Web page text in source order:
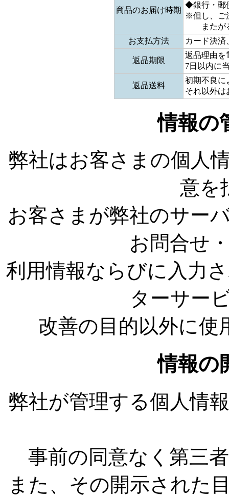
商品のお届け時期
◆銀行・
※但し、ご
またがる
お支払方法
カード決済
返品期限
返品理由を
7日以内に
返品送料
初期不良に
それ以外は
情報の
弊社はお客さまの個人
意を
お客さまが弊社のサー
お問合せ
利用情報ならびに入力
ターサー
改善の目的以外に使
情報の
弊社が管理する個人情
事前の同意なく第三
また、その開示された